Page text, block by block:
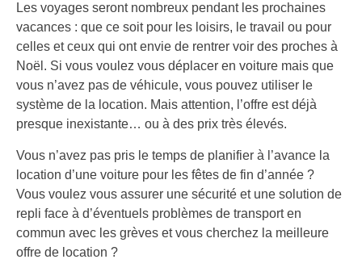
Les voyages seront nombreux pendant les prochaines
vacances : que ce soit pour les loisirs, le travail ou pour
celles et ceux qui ont envie de rentrer voir des proches à
Noël. Si vous voulez vous déplacer en voiture mais que
vous n’avez pas de véhicule, vous pouvez utiliser le
système de la location. Mais attention, l’offre est déjà
presque inexistante… ou à des prix très élevés.
Vous n’avez pas pris le temps de planifier à l’avance la
location d’une voiture pour les fêtes de fin d’année ?
Vous voulez vous assurer une sécurité et une solution de
repli face à d’éventuels problèmes de transport en
commun avec les grèves et vous cherchez la meilleure
offre de location ?